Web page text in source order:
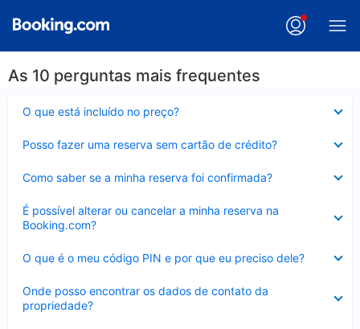
As 10 perguntas mais frequentes
O que está incluído no preço?
Posso fazer uma reserva sem cartão de crédito?
Como saber se a minha reserva foi confirmada?
É possível alterar ou cancelar a minha reserva na
Booking.com?
Contraído
O que é o meu código PIN e por que eu preciso dele?
Onde posso encontrar os dados de contato da
propriedade?